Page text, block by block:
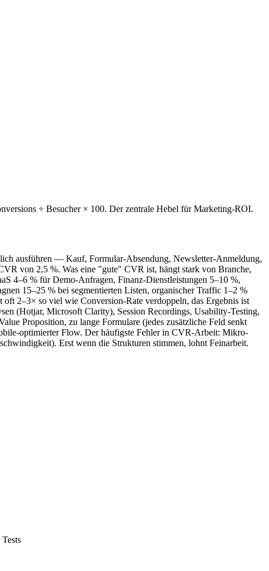
÷ Besucher × 100. Der zentrale Hebel für Marketing-ROI.
ausführen — Kauf, Formular-Absendung, Newsletter-Anmeldung,
von 2,5 %. Was eine "gute" CVR ist, hängt stark von Branche,
4–6 % für Demo-Anfragen, Finanz-Dienstleistungen 5–10 %,
15–25 % bei segmentierten Listen, organischer Traffic 1–2 %
2–3× so viel wie Conversion-Rate verdoppeln, das Ergebnis ist
(Hotjar, Microsoft Clarity), Session Recordings, Usability-Testing,
Proposition, zu lange Formulare (jedes zusätzliche Feld senkt
optimierter Flow. Der häufigste Fehler in CVR-Arbeit: Mikro-
Erst wenn die Strukturen stimmen, lohnt Feinarbeit.